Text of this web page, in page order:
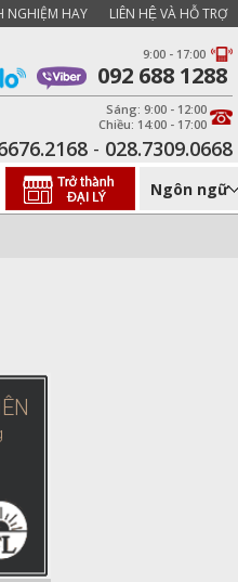
NGHIỆM HAY LIÊN HỆ VÀ HỖ TRỢ
9:00 - 17:00
092 688 1288
Sáng: 9:00 - 12:00
Chiều: 14:00 - 17:00
028.7309.0668
-
Ngôn ngữ